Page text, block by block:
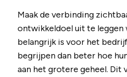
Maak de verbinding
ontwikkeldoel uit te leggen
belangrijk is voor het
begrijpen dan beter hoe
aan het grotere geheel. Dit